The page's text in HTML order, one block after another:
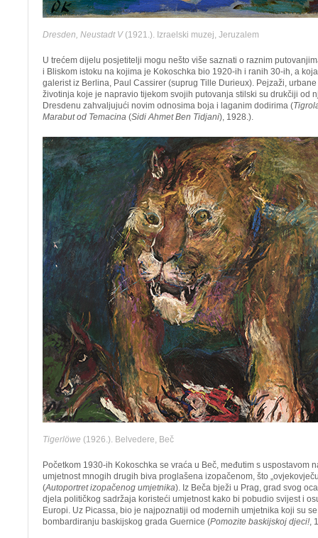
Dresden, Neustadt V(1921.). Izraelski muzej, Jeruzalem
U trećem dijelu posjetitelji mogu nešto više saznati o raznim
i Bliskom istoku na kojima je Kokoschka bio 1920-ih i ranih 30-ih, a
galerist iz Berlina, Paul Cassirer (suprug Tille Durieux). Pejzaži,
životinja koje je napravio tijekom svojih putovanja stilski su drukčiji od
Dresdenu zahvaljujući novim odnosima boja i laganim dodirima (
Marabut od Temacina (Sidi Ahmet Ben Tidjani), 1928.).
Tigerlöwe (1926.). Belvedere, Beč
Početkom 1930-ih Kokoschka se vraća u Beč, međutim s uspostavom
umjetnost mnogih drugih biva proglašena izopačenom, što
(Autoportret izopačenog umjetnika). Iz Beča bježi u Prag, grad svog
djela političkog sadržaja koristeći umjetnost kako bi pobudio svijest i
Europi. Uz Picassa, bio je najpoznatiji od modernih umjetnika koji su
bombardiranju baskijskog grada Guernice (Pomozite baskijskoj djeci!,